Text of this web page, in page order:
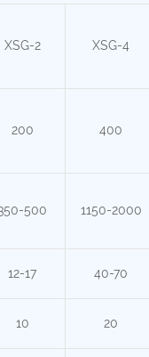
XSG-2 XSG-4
200 400
500 1150-2000
12-17 40-70
10 20